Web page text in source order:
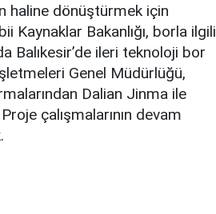
haline dönüştürmek için
Kaynaklar Bakanlığı, borla ilgili
Balıkesir’de ileri teknoloji bor
Genel Müdürlüğü,
Dalian Jinma ile
çalışmalarının devam